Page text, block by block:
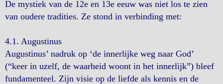
De mystiek van de 12e en 13e eeuw was niet los te zien
van oudere tradities. Ze stond in verbinding met:
4.1. Augustinus
Augustinus’ nadruk op ‘de innerlijke weg naar God’
(“keer in uzelf, de waarheid woont in het innerlijk”) bleef
fundamenteel. Zijn visie op de liefde als kennis en de